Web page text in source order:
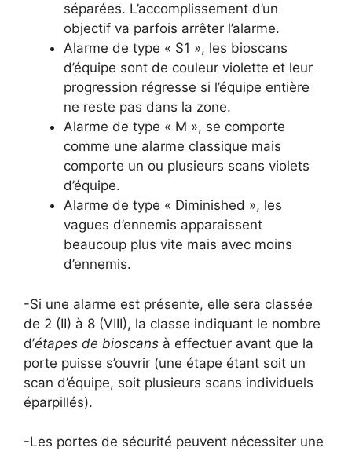
séparées. L’accomplissement d’un
objectif va parfois arrêter l’alarme.
Alarme de type « S1 », les bioscans
d’équipe sont de couleur violette et leur
progression régresse si l’équipe entière
ne reste pas dans la zone.
Alarme de type « M », se comporte
comme une alarme classique mais
comporte un ou plusieurs scans violets
d’équipe.
Alarme de type « Diminished », les
vagues d’ennemis apparaissent
beaucoup plus vite mais avec moins
d’ennemis.
-Si une alarme est présente, elle sera classée
de 2 (II) à 8 (VIII), la classe indiquant le nombre
d’étapes de bioscans à effectuer avant que la
porte puisse s’ouvrir (une étape étant soit un
scan d’équipe, soit plusieurs scans individuels
éparpillés).
-Les portes de sécurité peuvent nécessiter une